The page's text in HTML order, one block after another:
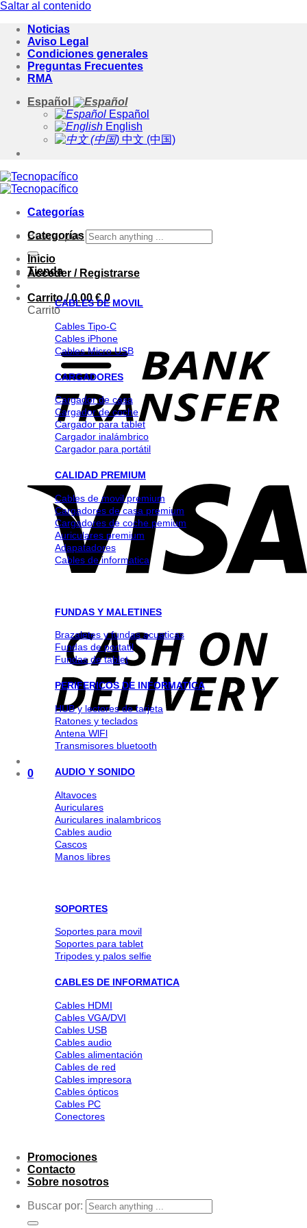
Saltar al contenido
Noticias
Aviso Legal
Condiciones generales
Preguntas Frecuentes
RMA
Español
Español
English
中文 (中国)
Categorías
Buscar por:
Acceder / Registrarse
Carrito /0.00€ 0
Carrito
0
Categorías
Inicio
Tienda
CABLES DE MOVIL
Cables Tipo-C
Cables iPhone
Cables Micro USB
CARGADORES
Cargador de casa
Cargador de coche
Cargador para tablet
Cargador inalámbrico
Cargador para portátil
CALIDAD PREMIUM
Cables de movil premium
Cargadores de casa premium
Cargadores de coche pemium
Auriculares premium
Adapatadores
Cables de informatica
FUNDAS Y MALETINES
Brazaletes y fundas acuaticas
Fundas de portatil
Fundas de tablet
PERIFERICOS DE INFORMATICA
HUB y lectores de tarjeta
Ratones y teclados
Antena WlFl
Transmisores bluetooth
AUDIO Y SONIDO
Altavoces
Auriculares
Auriculares inalambricos
Cables audio
Cascos
Manos libres
SOPORTES
Soportes para movil
Soportes para tablet
Tripodes y palos selfie
CABLES DE INFORMATICA
Cables HDMI
Cables VGA/DVI
Cables USB
Cables audio
Cables alimentación
Cables de red
Cables impresora
Cables ópticos
Cables PC
Conectores
Promociones
Contacto
Sobre nosotros
Buscar por: